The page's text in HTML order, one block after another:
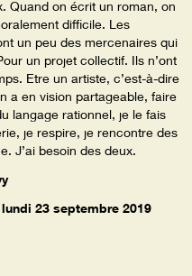
Quand on écrit un roman, on
difficile. Les
un peu des mercenaires qui
un projet collectif. Ils n’ont
Etre un artiste, c’est-à-dire
a en vision partageable, faire
langage rationnel, je le fais
je respire, je rencontre des
J’ai besoin des deux.
23 septembre 2019